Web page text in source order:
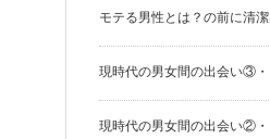
モテる男性とは？の前に清
現時代の男女間の出会い③・
現時代の男女間の出会い②・